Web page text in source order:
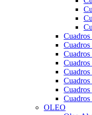
Cuadros
Cuadros
Cuadros
OLEO